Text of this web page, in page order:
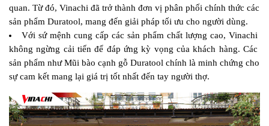
quan. Từ đó, Vinachi đã trở thành đơn vị phân phối chính thức các
sản phẩm Duratool, mang đến giải pháp tối ưu cho người dùng.
Với sứ mệnh cung cấp các sản phẩm chất lượng cao, Vinachi
không ngừng cải tiến để đáp ứng kỳ vọng của khách hàng. Các
sản phẩm như Mũi bào cạnh gỗ Duratool chính là minh chứng cho
sự cam kết mang lại giá trị tốt nhất đến tay người thợ.